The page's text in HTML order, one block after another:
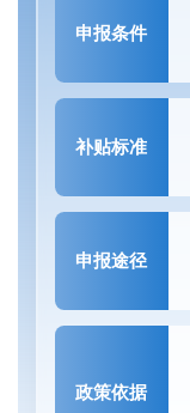
申报条件
补贴标准
申报途径
政策依据